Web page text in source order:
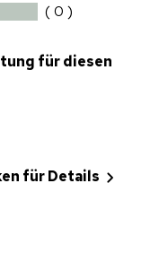
( 0 )
für diesen
für Details